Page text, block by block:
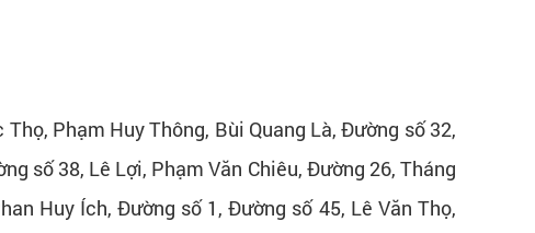
Phạm Huy Thông, Bùi Quang Là, Đường số 32,
số 38, Lê Lợi, Phạm Văn Chiêu, Đường 26, Tháng
Huy Ích, Đường số 1, Đường số 45, Lê Văn Thọ,